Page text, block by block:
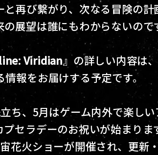
と再び繋がり、次なる冒険の
展望は誰にもわからないので
Viridian』の詳しい内容は
報をお届けする予定です。
ち、5月はゲーム内外で楽し
セラデーのお祝いが始まりま
花火ショーが開催され、更新